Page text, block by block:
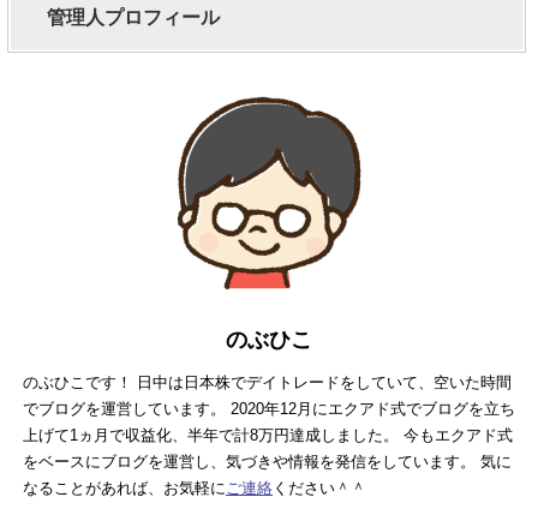
管理人プロフィール
のぶひこ
のぶひこです！ 日中は日本株でデイトレードをしていて、空いた時間
でブログを運営しています。 2020年12月にエクアド式でブログを立ち
上げて1ヵ月で収益化、半年で計8万円達成しました。 今もエクアド式
をベースにブログを運営し、気づきや情報を発信をしています。 気に
なることがあれば、お気軽にご連絡ください＾＾